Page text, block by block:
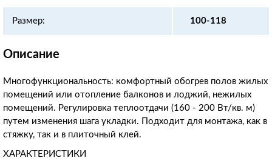
Размер: 100-118
Описание
Многофункциональность: комфортный обогрев полов жилых
помещений или отопление балконов и лоджий, нежилых
помещений. Регулировка теплоотдачи (160 - 200 Вт/кв. м)
путем изменения шага укладки. Подходит для монтажа, как в
стяжку, так и в плиточный клей.
ХАРАКТЕРИСТИКИ